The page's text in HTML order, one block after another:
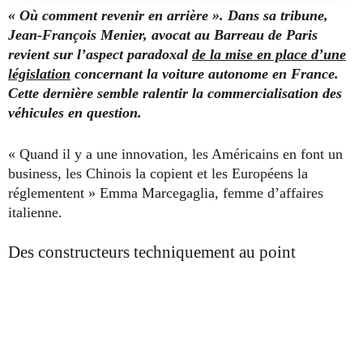
« Où comment revenir en arrière ». Dans sa tribune,
Jean-François Menier, avocat au Barreau de Paris
revient sur l’aspect paradoxal de la mise en place d’une
législation concernant la voiture autonome en France.
Cette dernière semble ralentir la commercialisation des
véhicules en question.
« Quand il y a une innovation, les Américains en font un
business, les Chinois la copient et les Européens la
réglementent » Emma Marcegaglia, femme d’affaires
italienne.
Des constructeurs techniquement au point